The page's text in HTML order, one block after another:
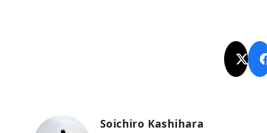
Soichiro Kashihara